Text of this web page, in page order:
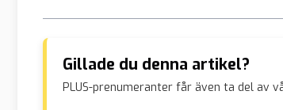
Gillade du denna artikel?
PLUS-prenumeranter får även ta del av